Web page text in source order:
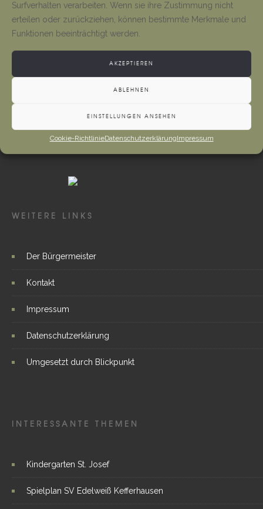
Surfverhalten verarbeiten. Wenn sie ihre Zustimmung nicht
erteilen oder zurückziehen, können bestimmte Merkmale und
Funktionen beeinträchtigt werden.
AKZEPTIEREN
ABLEHNEN
EINSTELLUNGEN ANSEHEN
Cookie-RichtlinieDatenschutzerklärungImpressum
Neueröffnung Gaststätte
Tino Jäger 1. August 2026
WEITERE LINKS
Der Bürgermeister
Kontakt
Impressum
Datenschutzerklärung
Umgesetzt durch Blickpunkt
INTERESSANTE THEMEN
Kindergarten St. Josef
Spielplan SV Edelweiß Kefferhausen